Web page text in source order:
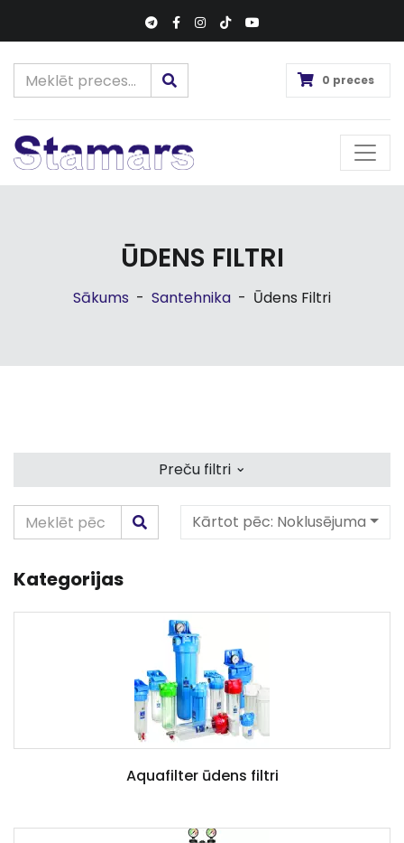
0 preces
ŪDENS FILTRI
Sākums - Santehnika - Ūdens Filtri
Preču filtri ⌄
Kārtot pēc: Noklusējuma
Kategorijas
Aquafilter ūdens filtri